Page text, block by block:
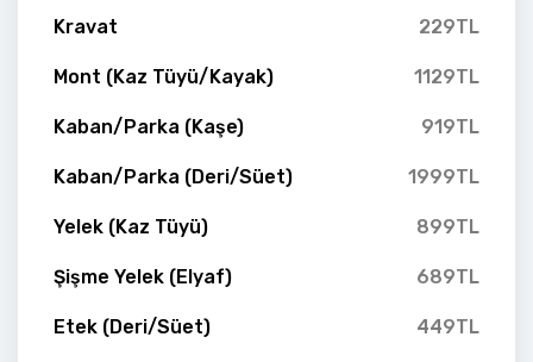
Kravat 229TL
Mont (Kaz Tüyü/Kayak) 1129TL
Kaban/Parka (Kaşe) 919TL
Kaban/Parka (Deri/Süet) 1999TL
Yelek (Kaz Tüyü) 899TL
Şişme Yelek (Elyaf) 689TL
Etek (Deri/Süet) 449TL